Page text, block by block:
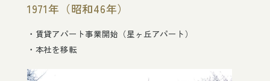
トヨタ自動車従業員専用サイト
1971年（昭和46年）
賃貸アパート事業開始（星ヶ丘アパート）
本社を移転